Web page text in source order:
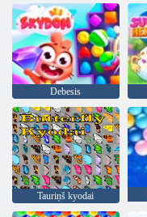
Debesis
Tauriņš kyodai